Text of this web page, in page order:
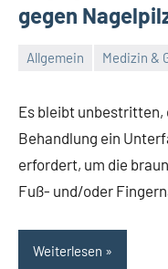
gegen
Allgemein Medizin &
Redaktion
Keine
Es bleibt unbestritten,
Behandlung ein
erfordert, um die
Fuß- und/oder
Weiterlesen